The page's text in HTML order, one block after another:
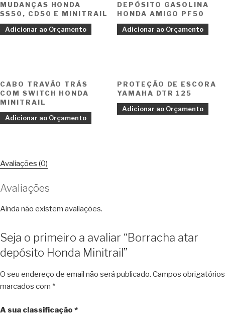
MUDANÇAS HONDA
SS50, CD50 E MINITRAIL
Adicionar ao Orçamento
DEPÓSITO GASOLINA
HONDA AMIGO PF50
Adicionar ao Orçamento
CABO TRAVÃO TRÁS
COM SWITCH HONDA
MINITRAIL
Adicionar ao Orçamento
PROTEÇÃO DE ESCORA
YAMAHA DTR 125
Adicionar ao Orçamento
Avaliações (0)
Avaliações
Ainda não existem avaliações.
Seja o primeiro a avaliar “Borracha atar
depósito Honda Minitrail”
O seu endereço de email não será publicado. Campos obrigatórios
marcados com *
A sua classificação *